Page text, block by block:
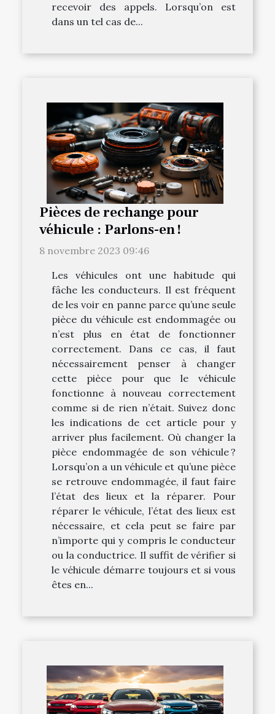
recevoir des appels. Lorsqu’on est
dans un tel cas de...
Pièces de rechange pour
véhicule : Parlons-en !
8 novembre 2023 09:46
Les véhicules ont une habitude qui
fâche les conducteurs. Il est fréquent
de les voir en panne parce qu’une seule
pièce du véhicule est endommagée ou
n’est plus en état de fonctionner
correctement. Dans ce cas, il faut
nécessairement penser à changer
cette pièce pour que le véhicule
fonctionne à nouveau correctement
comme si de rien n’était. Suivez donc
les indications de cet article pour y
arriver plus facilement. Où changer la
pièce endommagée de son véhicule ?
Lorsqu’on a un véhicule et qu’une pièce
se retrouve endommagée, il faut faire
l’état des lieux et la réparer. Pour
réparer le véhicule, l’état des lieux est
nécessaire, et cela peut se faire par
n’importe qui y compris le conducteur
ou la conductrice. Il suffit de vérifier si
le véhicule démarre toujours et si vous
êtes en...